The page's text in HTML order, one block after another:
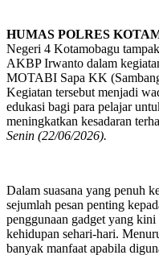
HUMAS POLRES
Negeri 4 Kotamobagu
AKBP Irwanto dalam
MOTABI Sapa KK
Kegiatan tersebut menjadi
edukasi bagi para pelajar
meningkatkan kesadaran
Senin (22/06/2026).
Dalam suasana yang penuh
sejumlah pesan penting
penggunaan gadget yang
kehidupan sehari-hari.
banyak manfaat apabila